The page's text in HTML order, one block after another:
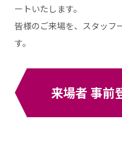
ートいたします。
皆様のご来場を、スタッフ
す。
来場者 事前